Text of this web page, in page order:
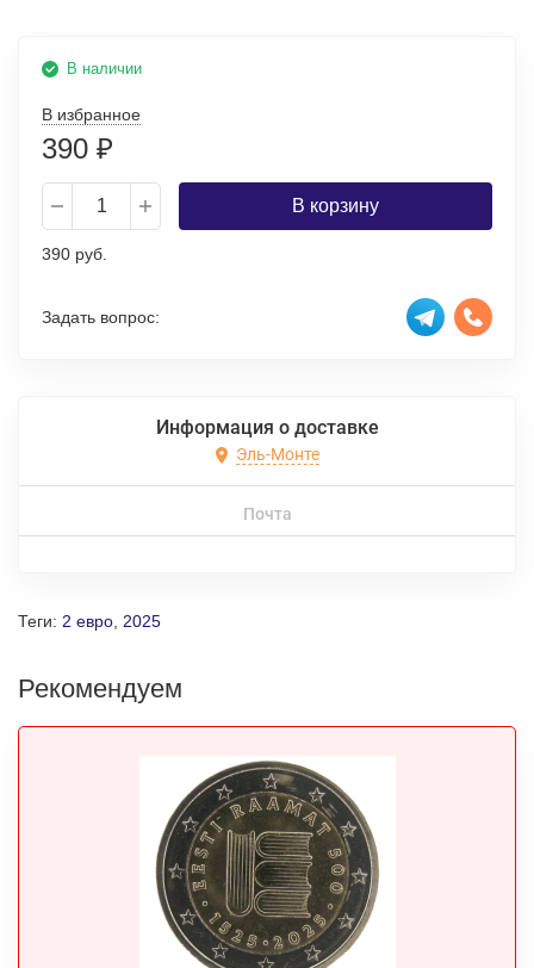
В наличии
В избранное
390 ₽
В корзину
390 руб.
Задать вопрос:
Информация о доставке
Эль-Монте
Почта
Теги: 2 евро 2025
Рекомендуем